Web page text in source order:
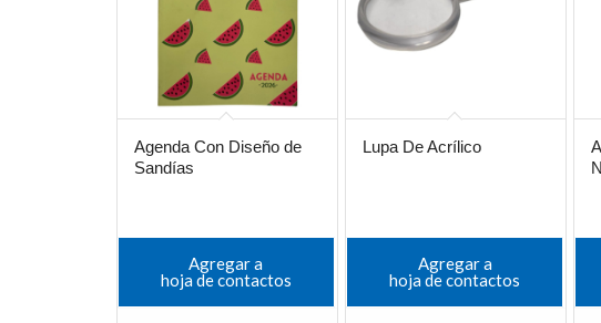
Agenda Con Diseño de
Sandías
Agregar a
hoja de contactos
Lupa De Acrílico
Agregar a
hoja de contactos